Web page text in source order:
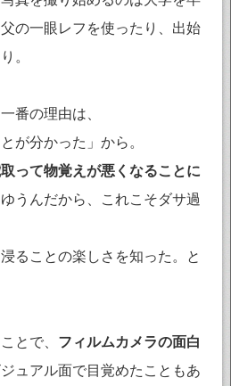
の一眼レフを使ったり、出始
。
番の理由は、
が分かった」から。
って物覚えが悪くなることに
ゆうんだから、これこそダサ過
ることの楽しさを知った。と
とで、 フィルムカメラの面白
ジュアル面で目覚めたこともあ